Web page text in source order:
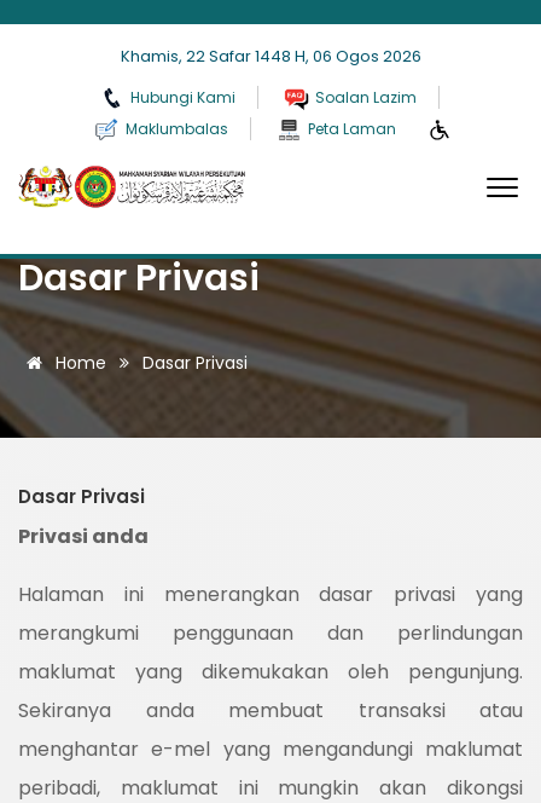
Khamis, 22 Safar 1448 H, 06 Ogos 2026
Hubungi Kami
Soalan Lazim
Maklumbalas
Peta Laman
Dasar Privasi
Home Dasar Privasi
Dasar Privasi
Privasi anda
Halaman ini menerangkan dasar privasi yang
merangkumi penggunaan dan perlindungan
maklumat yang dikemukakan oleh pengunjung.
Sekiranya anda membuat transaksi atau
menghantar e-mel yang mengandungi maklumat
peribadi, maklumat ini mungkin akan dikongsi